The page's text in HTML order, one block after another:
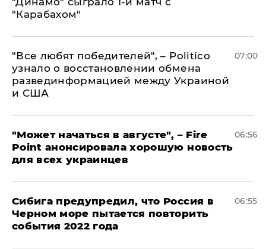
"Карабахом"
​"Все любят победителей", – Politico
узнало о восстановлении обмена
развединформацией между Украиной
и США
07:00
"Может начаться в августе", – Fire
Point анонсировала хорошую новость
для всех украинцев
06:56
Сибига предупредил, что Россия в
Черном море пытается повторить
события 2022 года
06:55